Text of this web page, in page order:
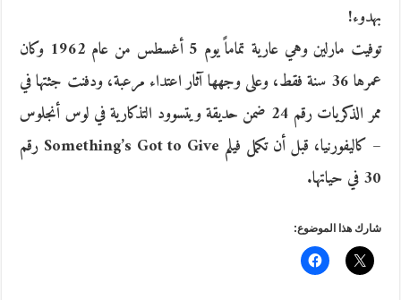
بهدوء!
توفيت مارلين وهي عارية تماماً يوم 5 أغسطس من عام 1962 وكان
عمرها 36 سنة فقط، وعلى وجهها آثار اعتداء مرعبة، ودفنت جثتها في
ممر الذكريات رقم 24 ضمن حديقة ويتسوود التذكارية في لوس أنجلوس
– كاليفورنيا، قبل أن تكمل فيلم Something’s Got to Give رقم
30 في حياتها.
شارك هذا الموضوع: